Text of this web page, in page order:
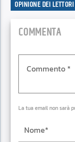
OPINIONE DEI LETTORI
COMMENTA
La tua email non sarà